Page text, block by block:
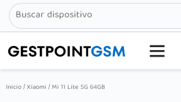
Inicio/Xiaomi / Mi 11 Lite 5G 64GB